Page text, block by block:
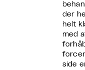
der
helt
med
side